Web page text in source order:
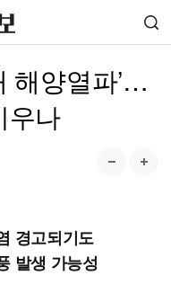
해양열파’…
우나
경고되기도
발생 가능성